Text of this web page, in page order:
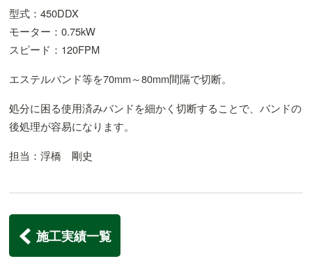
型式：450DDX
モーター：0.75kW
スピード：120FPM
エステルバンド等を70mm～80mm間隔で切断。
処分に困る使用済みバンドを細かく切断することで、バンドの
後処理が容易になります。
担当：浮橋 剛史
施工実績一覧